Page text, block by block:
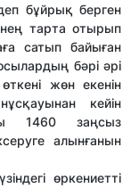
бұйрық берген
тарта отырып
сатып байыған
бәрі әрі
жөн екенін
кейін
1460 заңсыз
алынғанын
өркениетті